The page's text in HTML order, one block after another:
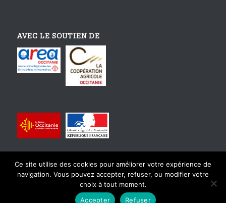
AVEC LE SOUTIEN DE
© Copyright - Tourisme Gourmand En Occitanie - Design et intégration
Ce site utilise des cookies pour améliorer votre expérience de
navigation. Vous pouvez accepter, refuser, ou modifier votre
choix à tout moment.
Accepter
Refuser